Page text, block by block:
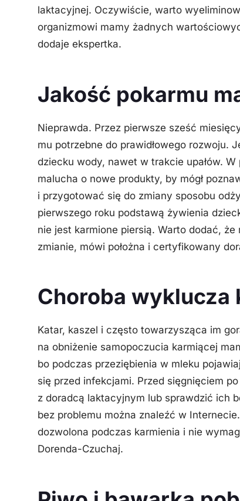
laktacyjnej. Oczywiście, warto
organizmowi mamy żadnych
dodaje ekspertka.
Jakość pokarmu
Nieprawda. Przez pierwsze sześć
mu potrzebne do prawidłowego rozwoju.
dziecku wody, nawet w trakcie upałów. W
malucha o nowe produkty, by mógł
i przygotować się do zmiany sposobu
pierwszego roku podstawą żywienia
nie jest karmione piersią. Warto dodać,
zmianie, mówi położna i certyfikowany
Choroba wyklucza
Katar, kaszel i często towarzysząca im
na obniżenie samopoczucia karmiącej
bo podczas przeziębienia w mleku
się przed infekcjami. Przed sięgnięciem
z doradcą laktacyjnym lub sprawdzić ich
bez problemu można znaleźć w
dozwolona podczas karmienia i nie
Dorenda-Czuchaj.